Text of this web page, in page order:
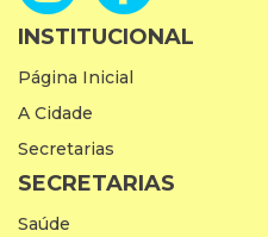
INSTITUCIONAL
Página Inicial
A Cidade
Secretarias
SECRETARIAS
Saúde